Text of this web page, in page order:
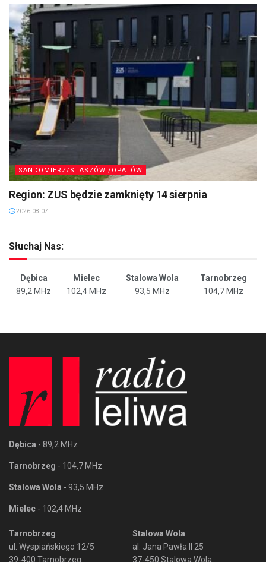
SANDOMIERZ/STASZÓW /OPATÓW
Region: ZUS będzie zamknięty 14 sierpnia
2026-08-07
Słuchaj Nas:
Dębica Mielec Stalowa Wola
Tarnobrzeg
89,2 MHz
102,4 MHz 93,5 MHz 104,7 MHz
Dębica - 89,2 MHz
Tarnobrzeg - 104,7 MHz
Stalowa Wola - 93,5 MHz
Mielec - 102,4 MHz
Tarnobrzeg
ul. Wyspiańskiego 12/5
39-400 Tarnobrzeg
Stalowa Wola
al. Jana Pawła II 25
37-450 Stalowa Wola